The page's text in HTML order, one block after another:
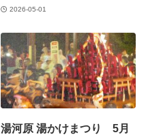
2026-05-01
湯河原 湯かけまつり 5月